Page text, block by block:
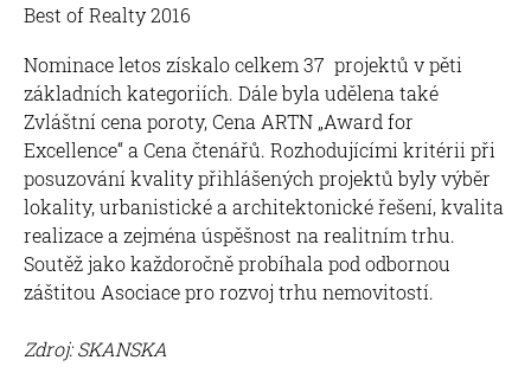
Best of Realty 2016
Nominace letos získalo celkem 37 projektů v pěti
základních kategoriích. Dále byla udělena také
Zvláštní cena poroty, Cena ARTN „Award for
Excellence“ a Cena čtenářů. Rozhodujícími kritérii při
posuzování kvality přihlášených projektů byly výběr
lokality, urbanistické a architektonické řešení, kvalita
realizace a zejména úspěšnost na realitním trhu.
Soutěž jako každoročně probíhala pod odbornou
záštitou Asociace pro rozvoj trhu nemovitostí.
Zdroj: SKANSKA